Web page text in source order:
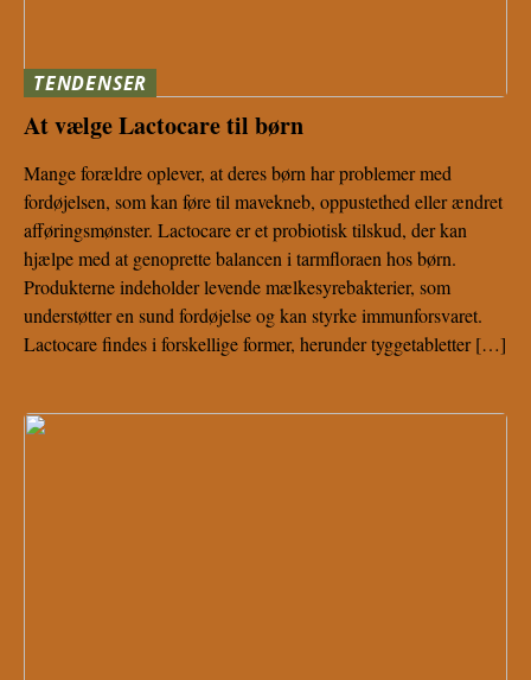
TENDENSER
At vælge Lactocare til børn
Mange forældre oplever, at deres børn har problemer med
fordøjelsen, som kan føre til mavekneb, oppustethed eller ændret
afføringsmønster. Lactocare er et probiotisk tilskud, der kan
hjælpe med at genoprette balancen i tarmfloraen hos børn.
Produkterne indeholder levende mælkesyrebakterier, som
understøtter en sund fordøjelse og kan styrke immunforsvaret.
Lactocare findes i forskellige former, herunder tyggetabletter […]